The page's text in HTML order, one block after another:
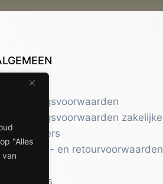
"Alles
Contact
Leveringsvoorwaarden
Leveringsvoorwaarden zakelijke
gebruikers
Verzend- en retourvoorwaarden
Over ons